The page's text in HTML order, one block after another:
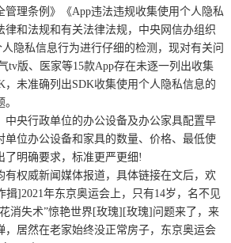
管理条例》《App违法违规收集使用个人隐私
律和法规和有关法律法规，中央网信办组织
隐私信息行为进行仔细的检测，现对有关问
tv版、医家等15款App存在未逐一列出收集
，未准确列出SDK收集使用个人隐私信息的
央行政单位的办公设备及办公家具配置早
单位办公设备和家具的数量、价格、最低使
了明确要求，标准更严更细!
权威新闻媒体报道，具体链接在文后，欢
]2021年东京奥运会上，只有14岁，名不见
消失术”惊艳世界[玫瑰][玫瑰]问题来了，来
，居然在老家始终没正常房子，东京奥运会